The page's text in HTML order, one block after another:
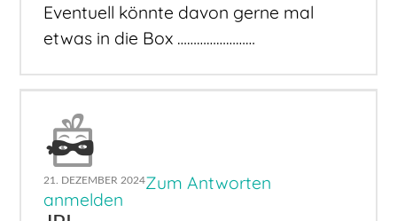
Eventuell könnte davon gerne mal
etwas in die Box ……………………
21. DEZEMBER 2024Zum Antworten
anmelden